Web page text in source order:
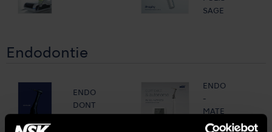
SAGE
Endodontie
ENDO
DONT
ENDO
-
MATE
DT2